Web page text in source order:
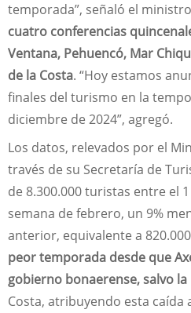
temporada”, señaló el
cuatro conferencias
Ventana, Pehuencó, Mar
de la Costa. “Hoy estamos
finales del turismo en la
diciembre de 2024”, agregó.
Los datos, relevados por el
través de su Secretaría de
de 8.300.000 turistas entre el
semana de febrero, un 9%
anterior, equivalente a
peor temporada desde que
gobierno bonaerense, salvo
Costa, atribuyendo esta caída